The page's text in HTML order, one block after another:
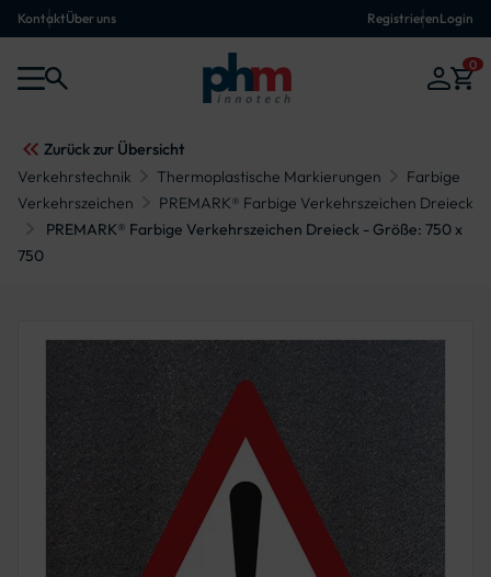
KontaktÜber uns RegistrierenLogin
0
Zurück zur Übersicht
Verkehrstechnik
Thermoplastische Markierungen
Farbige
Verkehrszeichen
PREMARK® Farbige Verkehrszeichen Dreieck
PREMARK® Farbige Verkehrszeichen Dreieck - Größe: 750 x
750